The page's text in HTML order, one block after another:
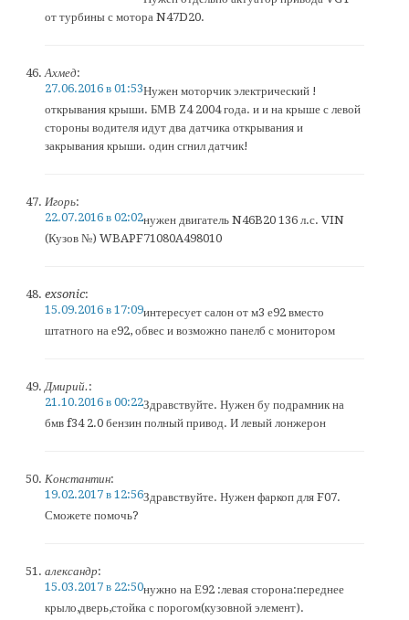
от турбины с мотора N47D20.
Ахмед:
27.06.2016 в 01:53Нужен моторчик электрический !
открывания крыши. БМВ Z4 2004 года. и и на крыше с левой
стороны водителя идут два датчика открывания и
закрывания крыши. один сгнил датчик!
Игорь:
22.07.2016 в 02:02нужен двигатель N46B20 136 л.с. VIN
(Кузов №) WBAPF71080A498010
exsonic:
15.09.2016 в 17:09интересует салон от м3 е92 вместо
штатного на е92, обвес и возможно панелб с монитором
Дмирий. :
21.10.2016 в 00:22Здравствуйте. Нужен бу подрамник на
бмв f34 2.0 бензин полный привод. И левый лонжерон
Константин:
19.02.2017 в 12:56Здравствуйте. Нужен фаркоп для F07.
Сможете помочь?
александр:
15.03.2017 в 22:50нужно на Е92 :левая сторона:переднее
крыло,дверь,стойка с порогом(кузовной элемент).